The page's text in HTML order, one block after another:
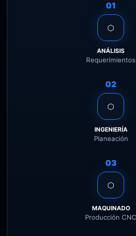
01
⬡
ANÁLISIS
Requerimientos
02
⬡
INGENIERÍA
Planeación
03
⬡
MAQUINADO
Producción CNC